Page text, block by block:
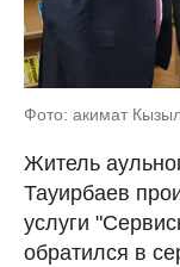
Фото: акимат
Житель
Тауирбаев
услуги
обратился в